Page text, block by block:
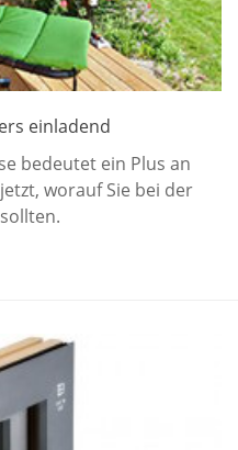
einladend
bedeutet ein Plus an
worauf Sie bei der